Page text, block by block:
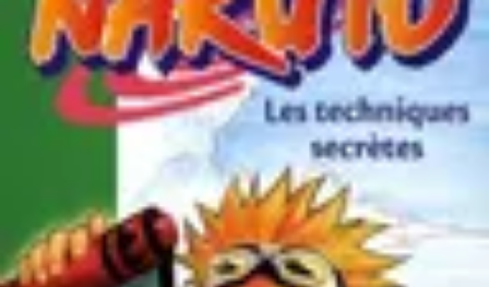
Techniques Yoga
Souplesse et Mobilité
Concentration et
MéditationDébutantMéditation et YogaTechniques de Yoga
Techniques Yoga